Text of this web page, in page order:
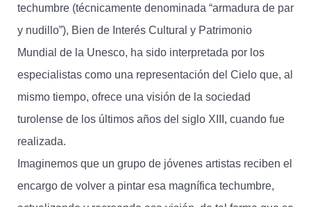
techumbre (técnicamente denominada “armadura de par
y nudillo”), Bien de Interés Cultural y Patrimonio
Mundial de la Unesco, ha sido interpretada por los
especialistas como una representación del Cielo que, al
mismo tiempo, ofrece una visión de la sociedad
turolense de los últimos años del siglo XIII, cuando fue
realizada.
Imaginemos que un grupo de jóvenes artistas reciben el
encargo de volver a pintar esa magnífica techumbre,